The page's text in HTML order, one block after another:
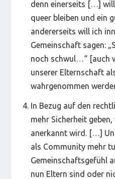
denn einerseits […]
queer bleiben und ein
andererseits will ich
Gemeinschaft sagen:
noch schwul…“ [auch
unserer Elternschaft
wahrgenommen
In Bezug auf den
mehr Sicherheit
anerkannt wird. […]
als Community mehr
Gemeinschaftsgefühl
nun Eltern sind oder